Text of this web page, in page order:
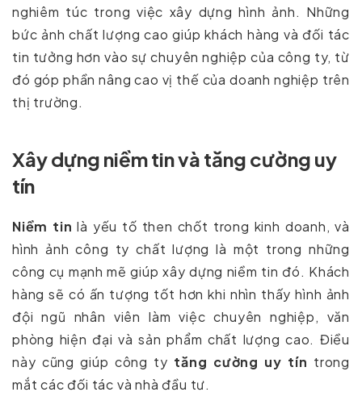
nghiêm túc trong việc xây dựng hình ảnh. Những
bức ảnh chất lượng cao giúp khách hàng và đối tác
tin tưởng hơn vào sự chuyên nghiệp của công ty, từ
đó góp phần nâng cao vị thế của doanh nghiệp trên
thị trường.
Xây dựng niềm tin và tăng cường uy
tín
Niềm tin là yếu tố then chốt trong kinh doanh, và
hình ảnh công ty chất lượng là một trong những
công cụ mạnh mẽ giúp xây dựng niềm tin đó. Khách
hàng sẽ có ấn tượng tốt hơn khi nhìn thấy hình ảnh
đội ngũ nhân viên làm việc chuyên nghiệp, văn
phòng hiện đại và sản phẩm chất lượng cao. Điều
này cũng giúp công ty tăng cường uy tín trong
mắt các đối tác và nhà đầu tư.